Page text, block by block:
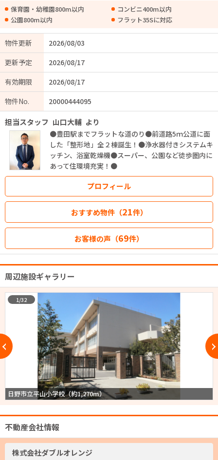
保育園・幼稚園800m以内
コンビニ400m以内
公園800m以内
フラット35Sに対応
物件更新
2026/08/03
更新予定
2026/08/17
有効期限
2026/08/17
物件No.
20000444095
担当スタッフ 山口大輔 より
●豊田駅までフラットな道のり●前道路5ｍ公道に面
した「整形地」全２棟誕生！●浄水器付きシステムキ
ッチン、浴室乾燥機●スーパー、公園など徒歩圏内に
あって住環境充実！●
プロフィール
おすすめ物件（21件）
お客様の声（69件）
周辺施設ギャラリー
日野市立平山小学校（約1,270m）
1/32
不動産会社情報
株式会社ダブルオレンジ